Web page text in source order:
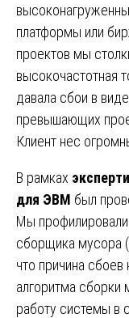
платформы или
проектов мы
высокочастотная
давала сбои в
превышающих
Клиент нес
В рамках
для ЭВМ был
Мы
сборщика мусора
что причина
алгоритма сборки
работу системы